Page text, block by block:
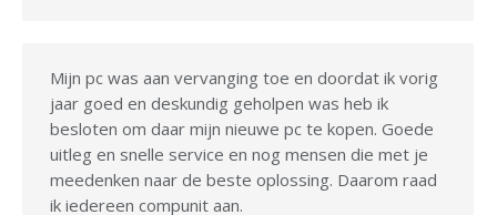
Mijn pc was aan vervanging toe en doordat ik vorig
jaar goed en deskundig geholpen was heb ik
besloten om daar mijn nieuwe pc te kopen. Goede
uitleg en snelle service en nog mensen die met je
meedenken naar de beste oplossing. Daarom raad
ik iedereen compunit aan.